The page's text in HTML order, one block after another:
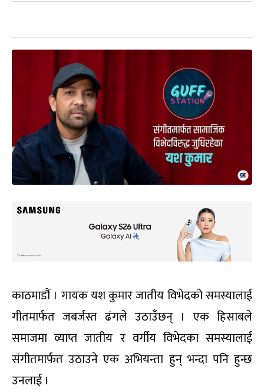
काठमाडौं । गायक यश कुमार जातीय विभेदको समस्यालाई
गीतमार्फत जबर्जस्त ढंगले उठाउँछन् । एक हिसाबले
समाजमा व्याप्त जातीय र वर्गीय विभेदका समस्यालाई
संगीतमार्फत उठाउने एक अभियन्ता हुन् भन्दा पनि हुन्छ
उनलाई ।